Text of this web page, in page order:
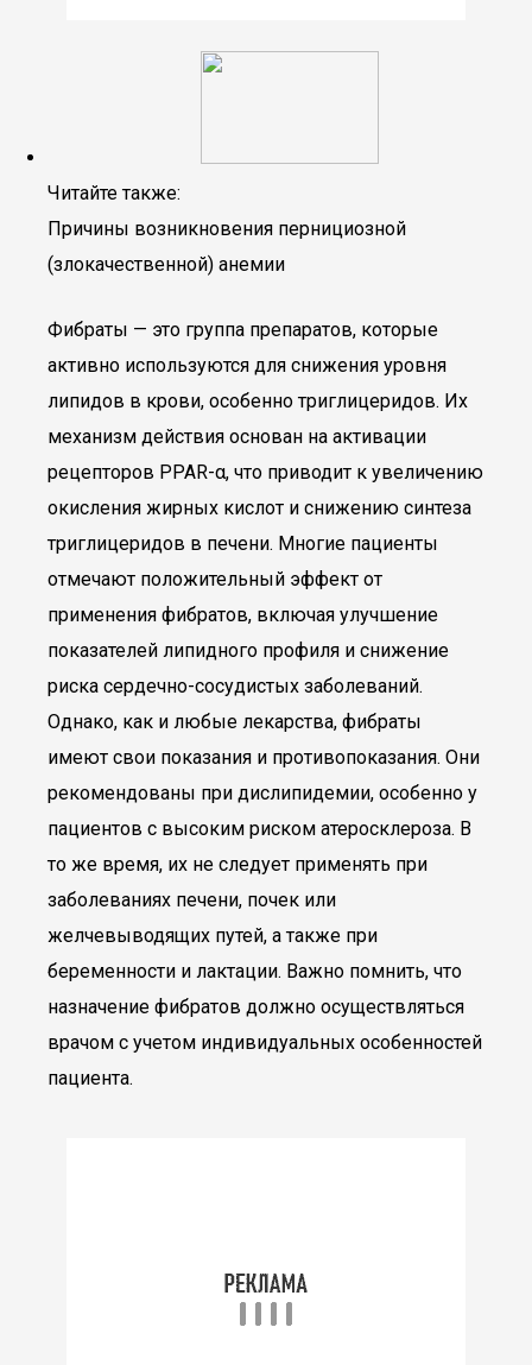
Читайте также:
Причины возникновения пернициозной
(злокачественной) анемии
Фибраты — это группа препаратов, которые
активно используются для снижения уровня
липидов в крови, особенно триглицеридов. Их
механизм действия основан на активации
рецепторов PPAR-α, что приводит к увеличению
окисления жирных кислот и снижению синтеза
триглицеридов в печени. Многие пациенты
отмечают положительный эффект от
применения фибратов, включая улучшение
показателей липидного профиля и снижение
риска сердечно-сосудистых заболеваний.
Однако, как и любые лекарства, фибраты
имеют свои показания и противопоказания. Они
рекомендованы при дислипидемии, особенно у
пациентов с высоким риском атеросклероза. В
то же время, их не следует применять при
заболеваниях печени, почек или
желчевыводящих путей, а также при
беременности и лактации. Важно помнить, что
назначение фибратов должно осуществляться
врачом с учетом индивидуальных особенностей
пациента.